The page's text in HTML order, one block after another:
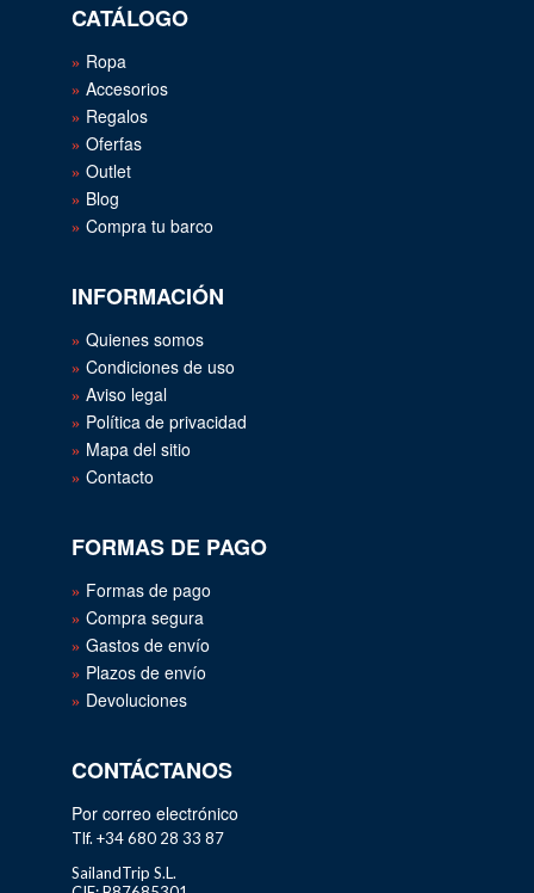
CATÁLOGO
Ropa
Accesorios
Regalos
Oferfas
Outlet
Blog
Compra tu barco
INFORMACIÓN
Quienes somos
Condiciones de uso
Aviso legal
Política de privacidad
Mapa del sitio
Contacto
FORMAS DE PAGO
Formas de pago
Compra segura
Gastos de envío
Plazos de envío
Devoluciones
CONTÁCTANOS
Por correo electrónico
Tlf. +34 680 28 33 87
SailandTrip S.L.